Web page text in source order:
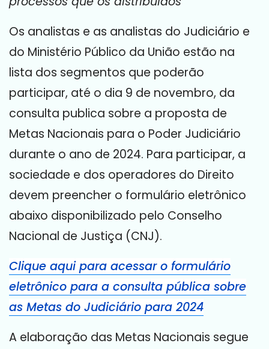
Os analistas e as analistas do Judiciário e
do Ministério Público da União estão na
lista dos segmentos que poderão
participar, até o dia 9 de novembro, da
consulta publica sobre a proposta de
Metas Nacionais para o Poder Judiciário
durante o ano de 2024. Para participar, a
sociedade e dos operadores do Direito
devem preencher o formulário eletrônico
abaixo disponibilizado pelo Conselho
Nacional de Justiça (CNJ).
Clique aqui para acessar o formulário
eletrônico para a consulta pública sobre
as Metas do Judiciário para 2024
A elaboração das Metas Nacionais segue